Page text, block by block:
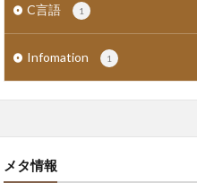
C言語 1
Infomation 1
メタ情報